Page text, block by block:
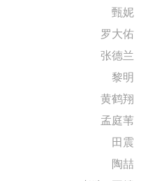
甄妮
罗大佑
张德兰
黎明
黄鹤翔
孟庭苇
田震
陶喆